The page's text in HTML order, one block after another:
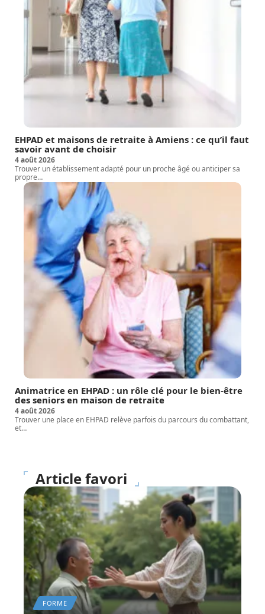
EHPAD et maisons de retraite à Amiens : ce qu’il faut
savoir avant de choisir
4 août 2026
Trouver un établissement adapté pour un proche âgé ou anticiper sa
propre…
Animatrice en EHPAD : un rôle clé pour le bien-être
des seniors en maison de retraite
4 août 2026
Trouver une place en EHPAD relève parfois du parcours du combattant,
et…
Article favori
FORME